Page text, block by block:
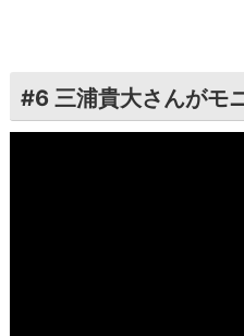
#6 三浦貴大さんがモ